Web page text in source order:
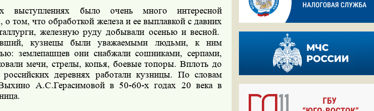
выступлениях было очень много интересной
о том, чтообработкой железа и ее выплавкой с давних
железную руду добывали осенью и весной.
кузнецы были уважаемыми людьми, к ним
землепашцев они снабжали сошниками, серпами,
мечи, стрелы, копья, боевые топоры. Вплоть до
деревнях работали кузницы. По словам
А.С.Герасимовой в 50-60-х годах 20 века в